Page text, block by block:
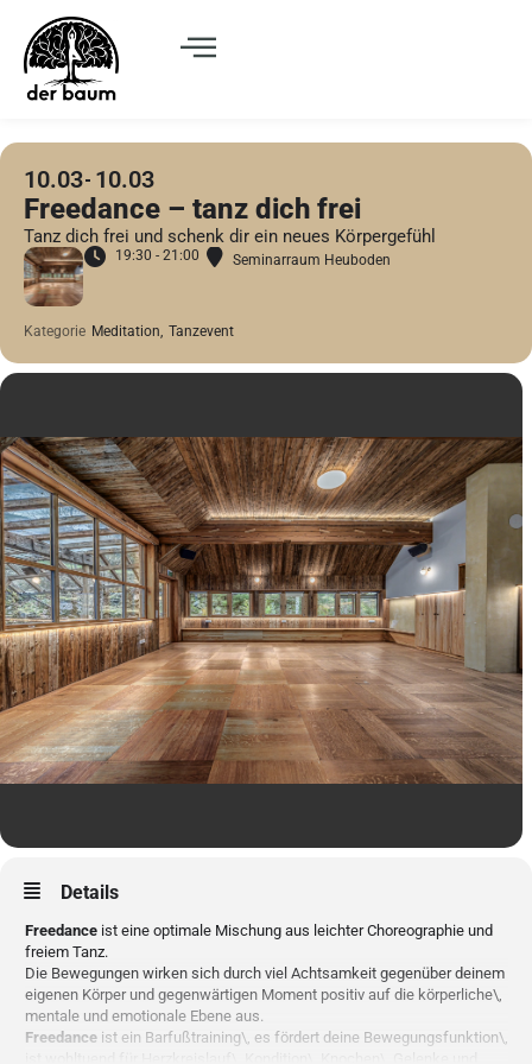
10.03 10.03
Freedance – tanz dich frei
Tanz dich frei und schenk dir ein neues Körpergefühl
19:30 - 21:00 Seminarraum Heuboden
Kategorie Meditation, Tanzevent
Details
Freedance ist eine optimale Mischung aus leichter Choreographie und
freiem Tanz.
Die Bewegungen wirken sich durch viel Achtsamkeit gegenüber deinem
eigenen Körper und gegenwärtigen Moment positiv auf die körperliche\,
mentale und emotionale Ebene aus.
Freedance ist ein Barfußtraining\, es fördert deine Bewegungsfunktion\,